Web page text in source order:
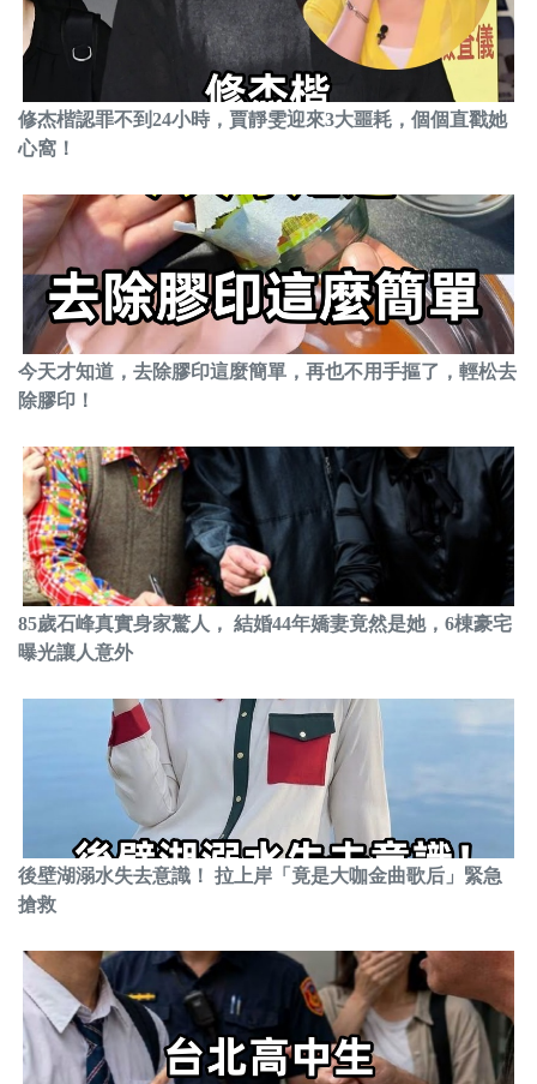
修杰楷認罪不到24小時，賈靜雯迎來3大噩耗，個個直戳她
心窩！
今天才知道，去除膠印這麼簡單，再也不用手摳了，輕松去
除膠印！
85歲石峰真實身家驚人， 結婚44年嬌妻竟然是她，6棟豪宅
曝光讓人意外
後壁湖溺水失去意識！ 拉上岸「竟是大咖金曲歌后」緊急
搶救